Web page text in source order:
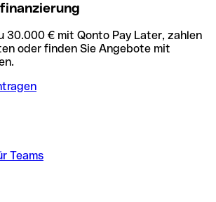
30.000 € mit Qonto Pay Later, zahlen
oder finden Sie Angebote mit
Teams